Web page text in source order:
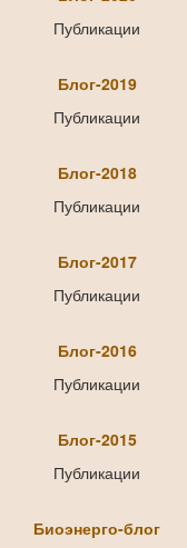
Публикации
Блог-2019
Публикации
Блог-2018
Публикации
Блог-2017
Публикации
Блог-2016
Публикации
Блог-2015
Публикации
Биоэнерго-блог